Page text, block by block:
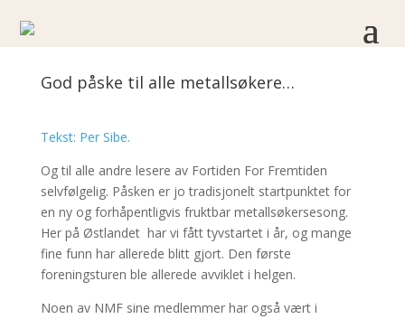
God påske til alle metallsøkere…
Tekst: Per Sibe.
Og til alle andre lesere av Fortiden For Fremtiden
selvfølgelig. Påsken er jo tradisjonelt startpunktet for
en ny og forhåpentligvis fruktbar metallsøkersesong.
Her på Østlandet har vi fått tyvstartet i år, og mange
fine funn har allerede blitt gjort. Den første
foreningsturen ble allerede avviklet i helgen.
Noen av NMF sine medlemmer har også vært i